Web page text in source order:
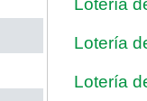
Lotería
Lotería
Lotería